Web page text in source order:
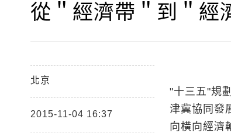
從＂經濟帶＂到＂經
北京
2015-11-04 16:37
"十三五"規
津冀協同發
向橫向經濟